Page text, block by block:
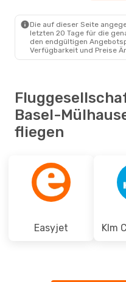
Die auf dieser Seite
letzten 20 Tage für die
den endgültigen
Verfügbarkeit und Preise
Basel-
fliegen
Easyjet Klm